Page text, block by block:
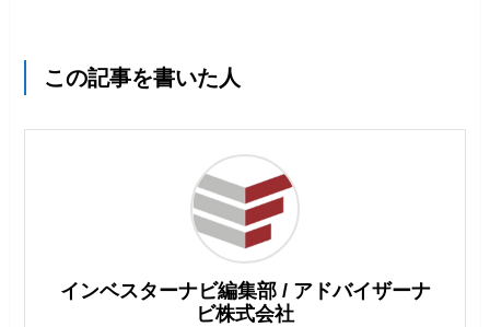
この記事を書いた人
インベスターナビ編集部 / アドバイザーナ
ビ株式会社